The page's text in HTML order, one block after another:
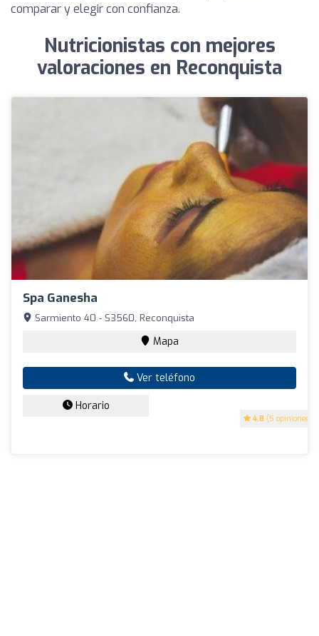
comparar y elegir con confianza.
Nutricionistas con mejores
valoraciones en Reconquista
Spa Ganesha
4.8 (5 opiniones)
Sarmiento 40 - S3560, Reconquista
Mapa
Ver teléfono
Horario